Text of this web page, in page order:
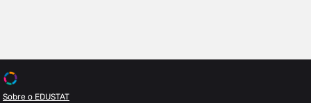
Sobre o EDUSTAT